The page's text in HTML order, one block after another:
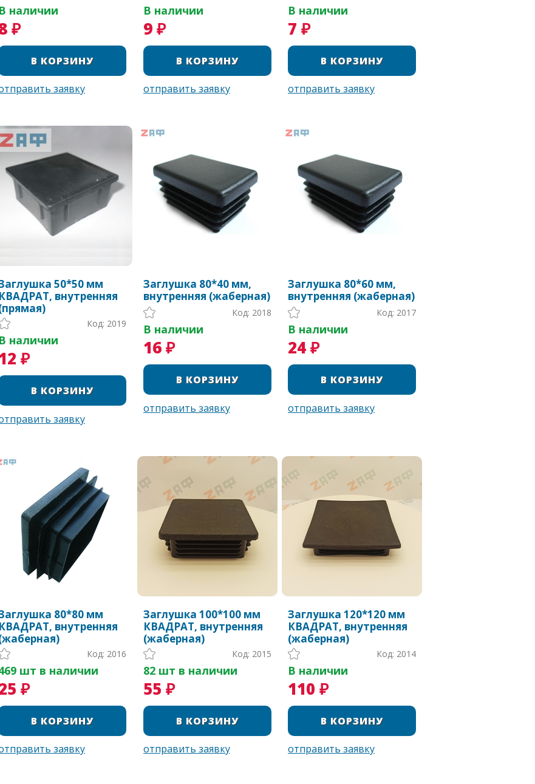
В наличии
₽
В наличии
9 ₽
В наличии
7 ₽
50*50 мм
КВАДРАТ, внутренняя
Код: 2019
В наличии
₽
Заглушка 80*40 мм,
внутренняя (жаберная)
Код: 2018
В наличии
16 ₽
Заглушка 80*60 мм,
внутренняя (жаберная)
Код: 2017
В наличии
24 ₽
80*80 мм
КВАДРАТ, внутренняя
Код: 2016
шт в наличии
₽
Заглушка 100*100 мм
КВАДРАТ, внутренняя
(жаберная)
Код: 2015
82 шт в наличии
55 ₽
Заглушка 120*120 мм
КВАДРАТ, внутренняя
(жаберная)
Код: 2014
В наличии
110 ₽